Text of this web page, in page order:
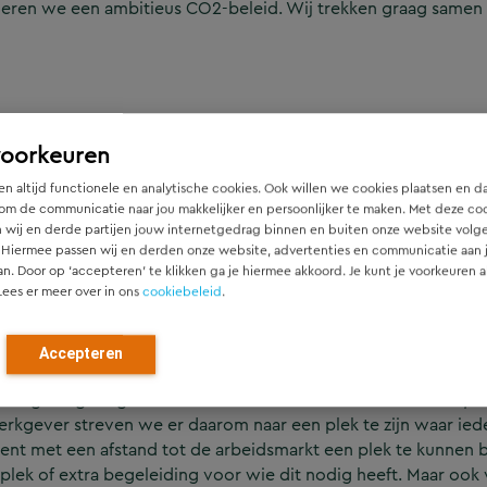
altijd functionele en analytische cookies. Ook willen we cookies plaatsen en
de communicatie naar jou makkelijker en persoonlijker te maken. Met deze
wij en derde partijen jouw internetgedrag binnen en buiten onze website
passen wij en derden onze website, advertenties en communicatie aan
Door op ‘accepteren’ te klikken ga je hiermee akkoord. Je kunt je voorkeuren
er meer over in onscookiebeleid.
Accepteren
we een ambitieus CO2-beleid. Wij trekken graag
zodanig uit te voeren dat wordt voldaan aan de
diensten, het vergroten van het veiligheidsbewustzijn en
keten. De uitvoering van het beleid is uitgewerkt met
en rapportages op het gebied van kwaliteit,
(SROI) niet alleen een verplichting is, maar vooral een
vergroten we de diversiteit binnen onze teams,
streven we er daarom naar een plek te zijn waar
met een afstand tot de arbeidsmarkt een plek te kunnen
of extra begeleiding voor wie dit nodig heeft. Maar